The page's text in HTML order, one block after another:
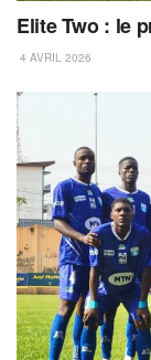
Elite Two : le
4 AVRIL 2026